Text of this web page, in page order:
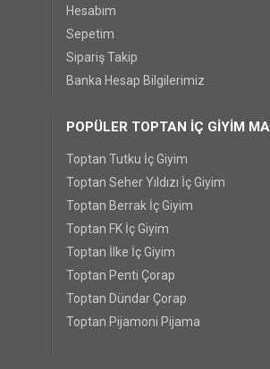
Hesabım
Sepetim
Sipariş Takip
Banka Hesap Bilgilerimiz
POPÜLER TOPTAN İÇ GİYİM
Toptan Tutku İç Giyim
Toptan Seher Yıldızı İç Giyim
Toptan Berrak İç Giyim
Toptan FK İç Giyim
Toptan İlke İç Giyim
Toptan Penti Çorap
Toptan Dündar Çorap
Toptan Pijamoni Pijama